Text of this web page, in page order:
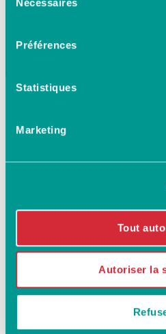
Préférences
Statistiques
Marketing
Tout
Autoriser la
La
est un
Etats-Unis.
On ne peut plus
démarche
patient “ parlez-
problèmes encore